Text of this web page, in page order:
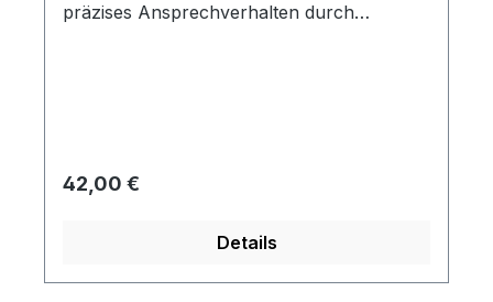
präzises Ansprechverhalten durch
Regulärer Preis:
42,00 €
Details